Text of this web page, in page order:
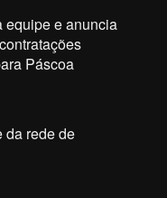
equipe e anuncia
Páscoa
da rede de